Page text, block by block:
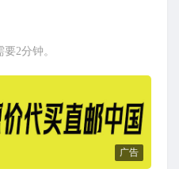
2分钟。
广告